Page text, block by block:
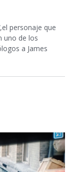
,el personaje que
uno de los
a James